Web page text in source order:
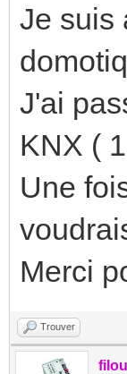
Je suis
J'ai
KNX (
Une
Merci
Trouver